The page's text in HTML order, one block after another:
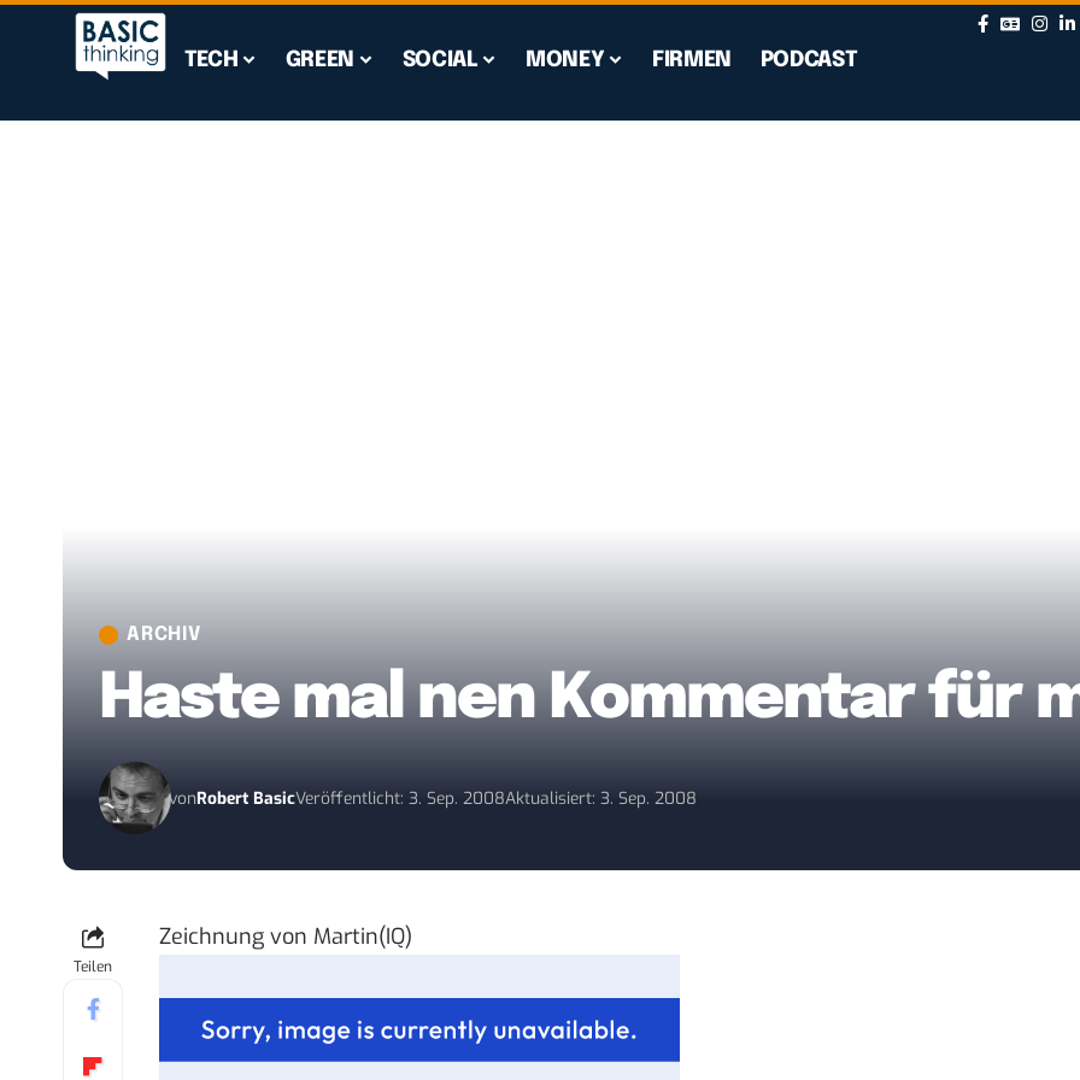
TECH GREEN SOCIAL MONEY FIRMEN PODCAST
ARCHIV
Haste mal nen Kommentar für
vonRobert BasicVeröffentlicht: 3. Sep. 2008Aktualisiert: 3. Sep. 2008
Teilen
Zeichnung von Martin(IQ)